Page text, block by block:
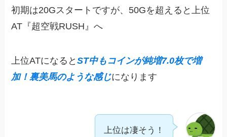
初期は20Gスタートですが、50Gを超えると上位
AT『超空戦RUSH』へ
上位ATになるとST中もコインが純増7.0枚で増
加！裏美馬のような感じになります
上位は凄そう！